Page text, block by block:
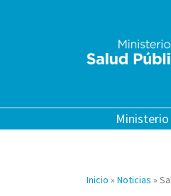
Ministerio
Inicio » Noticias »